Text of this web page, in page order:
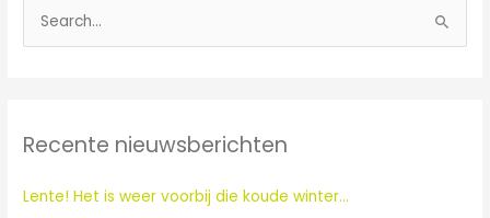
n
a
Recente nieuwsberichten
Lente! Het is weer voorbij die koude winter…